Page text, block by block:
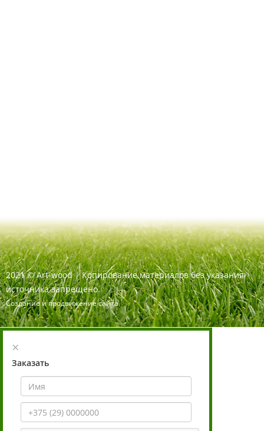
2021 ©Art-wood |Копирование материалов без указания
источника запрещено.
Создание и продвижение сайта
×
Заказать